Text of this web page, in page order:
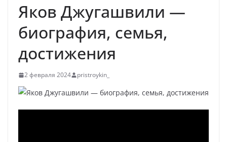
Яков Джугашвили —
биография, семья,
достижения
2 февраля 2024 pristroykin_